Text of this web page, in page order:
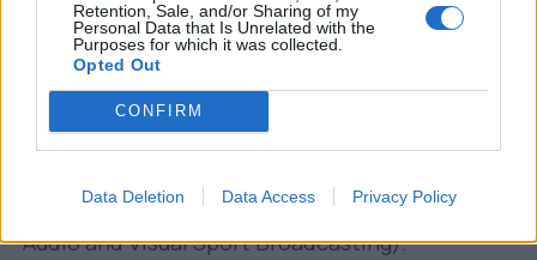
Retention, Sale, and/or Sharing of my
Personal Data that Is Unrelated with the
Purposes for which it was collected.
Opted Out
CONFIRM
Data Deletion Data Access Privacy Policy
5/ Εγκρίθηκε η ανάπτυξη Ε-Sports Super
League, με βάση τη σχετική προεργασία που
έχει πραγματοποιηθεί.
6/ Εγκρίθηκε η διερεύνηση δυνατότητας
περιβάλλοντος φιλάθλων (Simulated Fans
Audio and Visual Sport Broadcasting).